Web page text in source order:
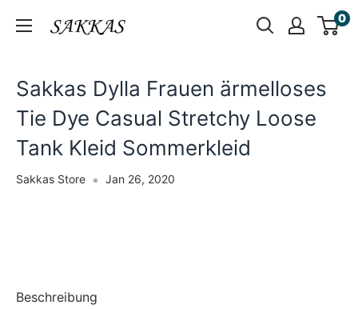
Sakkas
0
Sakkas Dylla Frauen ärmelloses
Tie Dye Casual Stretchy Loose
Tank Kleid Sommerkleid
Sakkas Store Jan 26, 2020
Beschreibung